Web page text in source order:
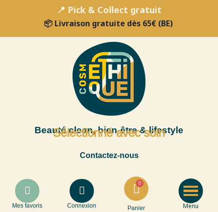
📍 Pick & Collect gratuit
📦 Livraison gratuite dès 65€ (BE)
Beauté clean, bien-être & lifestyle
Sélectionné avec soin
Contactez-nous
Mes favoris Connexion Panier Menu